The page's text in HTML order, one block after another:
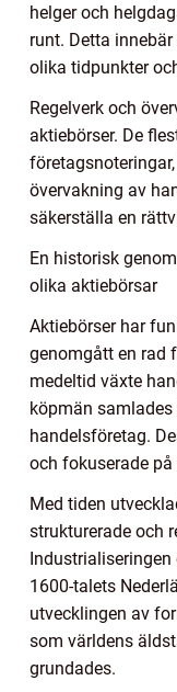
helger och
runt. Detta
olika tidpunkter
Regelverk och
aktiebörser. De
övervakning av
säkerställa en
En historisk
olika aktiebörsar
Aktiebörser har
genomgått en rad
medeltid växte
köpmän
handelsföretag.
och fokuserade på
Med tiden
strukturerade och
1600-talets
utvecklingen av
som världens
grundades.